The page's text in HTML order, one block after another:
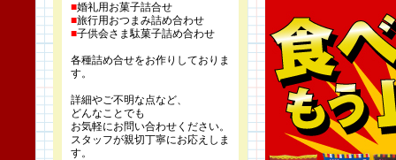
■婚礼用お菓子詰合せ
■旅行用おつまみ詰め合わせ
■子供会さま駄菓子詰め合わせ
各種詰め合せをお作りしておりま
す。
詳細やご不明な点など、
どんなことでも
お気軽にお問い合わせください。
スタッフが親切丁寧にお応えしま
す。